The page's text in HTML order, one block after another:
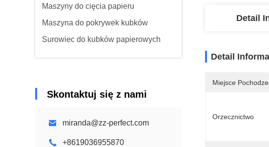
Maszyny do cięcia papieru
Maszyna do pokrywek kubków
Surowiec do kubków papierowych
Skontaktuj się z nami
miranda@zz-perfect.com
+8619036955870
Detail
Detail
Miejsce
Orzecznictwo